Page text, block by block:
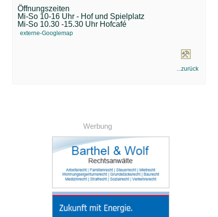
Öffnungszeiten
Mi-So 10-16 Uhr - Hof und Spielplatz
Mi-So 10.30 -15.30 Uhr Hofcafé
externe-Googlemap
...zurück
Werbung